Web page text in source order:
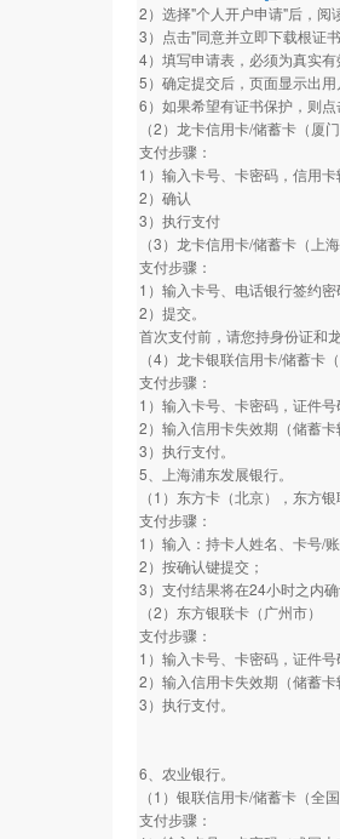
2）选择"个人开户申请"后，阅
3）点击"同意并立即下载根证
4）填写申请表，必须为真实
5）确定提交后，页面显示出
6）如果希望有证书保护，则
（2）龙卡信用卡/储蓄卡（厦
支付步骤：
1）输入卡号、卡密码，信用
2）确认
3）执行支付
（3）龙卡信用卡/储蓄卡（上
支付步骤：
1）输入卡号、电话银行签约
2）提交。
首次支付前，请您持身份证和
（4）龙卡银联信用卡/储蓄卡
支付步骤：
1）输入卡号、卡密码，证件
2）输入信用卡失效期（储蓄
3）执行支付。
5、上海浦东发展银行。
（1）东方卡（北京），东方
支付步骤：
1）输入：持卡人姓名、卡号/
2）按确认键提交；
3）支付结果将在24小时之内
（2）东方银联卡（广州市）
支付步骤：
1）输入卡号、卡密码，证件
2）输入信用卡失效期（储蓄
3）执行支付。
6、农业银行。
（1）银联信用卡/储蓄卡（全
支付步骤：